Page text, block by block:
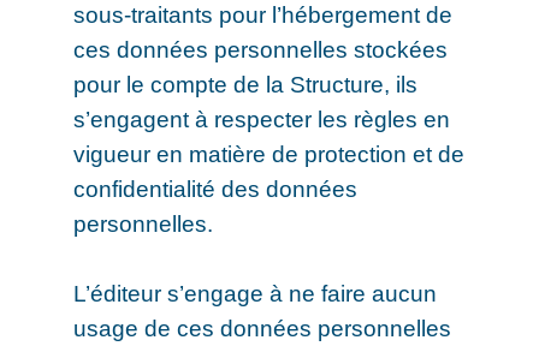
sous-traitants pour l’hébergement de
ces données personnelles stockées
pour le compte de la Structure, ils
s’engagent à respecter les règles en
vigueur en matière de protection et de
confidentialité des données
personnelles.
L’éditeur s’engage à ne faire aucun
usage de ces données personnelles